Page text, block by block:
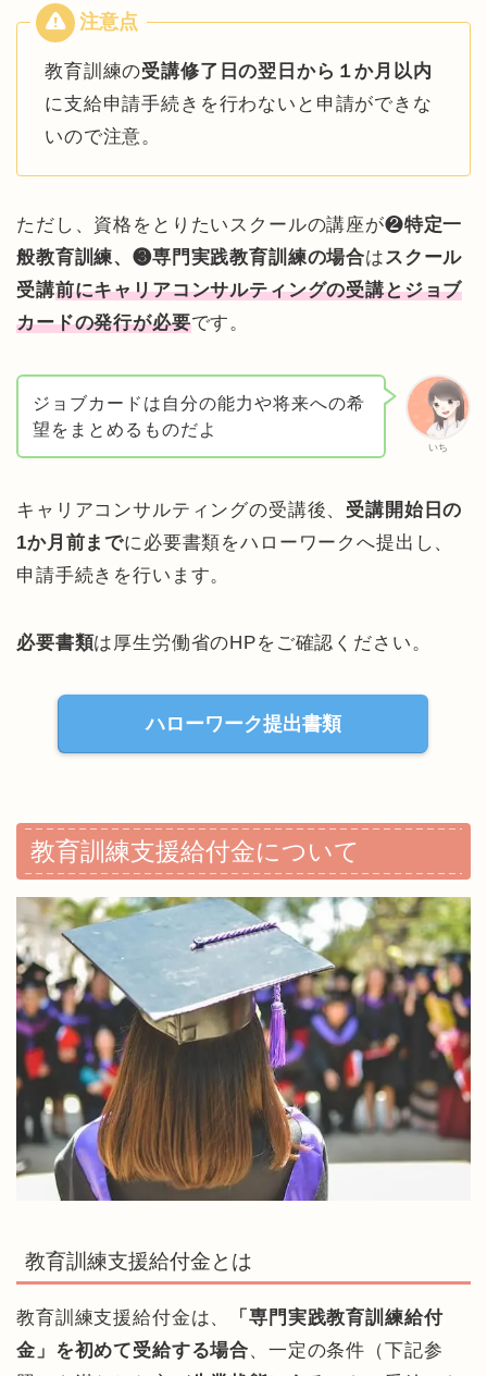
教育訓練の受講修了日の翌日から１か月以内
に支給申請手続きを行わないと申請ができな
いので注意。
ただし、資格をとりたいスクールの講座が❷特定一
般教育訓練、❸専門実践教育訓練の場合はスクール
受講前にキャリアコンサルティングの受講とジョブ
カードの発行が必要です。
いち
ジョブカードは自分の能力や将来への希
望をまとめるものだよ
キャリアコンサルティングの受講後、 受講開始日の
1か月前までに必要書類をハローワークへ提出し、
申請手続きを行います。
必要書類は厚生労働省のHPをご確認ください。
ハローワーク提出書類
教育訓練支援給付金について
教育訓練支援給付金とは
教育訓練支援給付金は、
「専門実践教育訓練給付
金」を初めて受給する場合、一定の条件（下記参